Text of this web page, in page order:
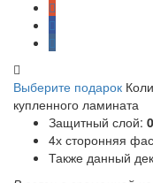
Выберите подарок
купленного ламината
Защитный слой:
4х сторонняя
Также данный